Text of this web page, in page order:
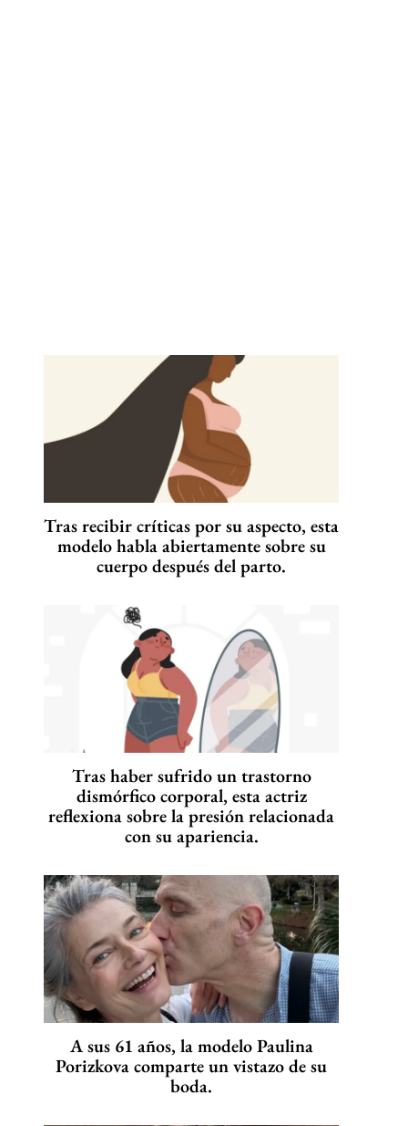
Tras recibir críticas por su aspecto, esta
modelo habla abiertamente sobre su
cuerpo después del parto.
Tras haber sufrido un trastorno
dismórfico corporal, esta actriz
reflexiona sobre la presión relacionada
con su apariencia.
A sus 61 años, la modelo Paulina
Porizkova comparte un vistazo de su
boda.